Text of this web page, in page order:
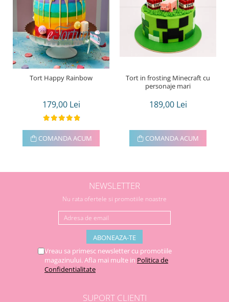
Tort Happy Rainbow
179,00 Lei
COMANDA ACUM
Tort in frosting Minecraft cu
personaje mari
189,00 Lei
COMANDA ACUM
NEWSLETTER
Nu rata ofertele si promotiile noastre
Vreau sa primesc newsletter cu promotiile
magazinului. Afla mai multe in Politica de
Confidentialitate
SUPORT CLIENTI